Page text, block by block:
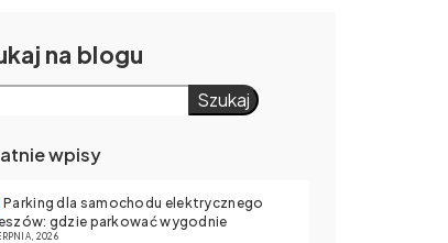
Szukaj
wpisy
Parking dla samochodu elektrycznego
gdzie parkować wygodnie
2026